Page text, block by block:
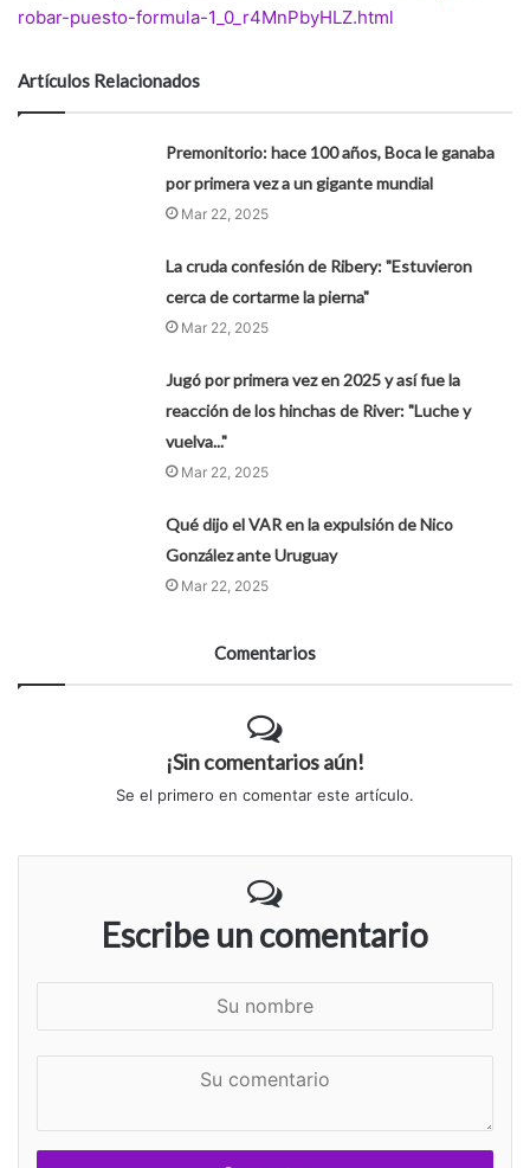
robar-puesto-formula-1_0_r4MnPbyHLZ.html
Artículos Relacionados
Premonitorio: hace 100 años, Boca le ganaba
por primera vez a un gigante mundial
Mar 22, 2025
La cruda confesión de Ribery: "Estuvieron
cerca de cortarme la pierna"
Mar 22, 2025
Jugó por primera vez en 2025 y así fue la
reacción de los hinchas de River: "Luche y
vuelva..."
Mar 22, 2025
Qué dijo el VAR en la expulsión de Nico
González ante Uruguay
Mar 22, 2025
Comentarios
¡Sin comentarios aún!
Se el primero en comentar este artículo.
Escribe un comentario